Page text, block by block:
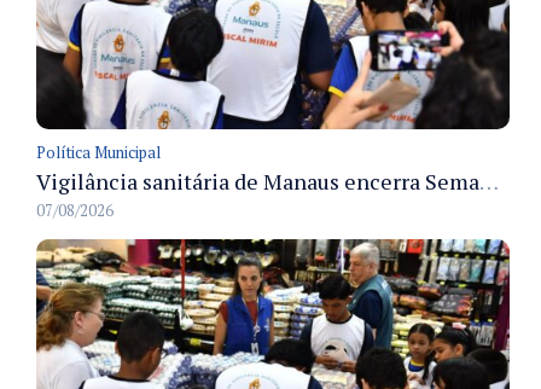
Política Municipal
Vigilância sanitária de Manaus encerra Semana da Vigilância com painel para médicos recém-formados e projeto Fiscal Mirim
07/08/2026